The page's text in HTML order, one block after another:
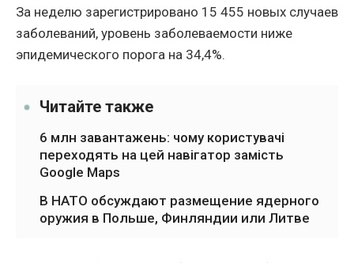
За неделю зарегистрировано 15 455 новых случаев
заболеваний, уровень заболеваемости ниже
эпидемического порога на 34,4%.
Читайте также
6 млн завантажень: чому користувачі
переходять на цей навігатор замість
Google Maps
В НАТО обсуждают размещение ядерного
оружия в Польше, Финляндии или Литве